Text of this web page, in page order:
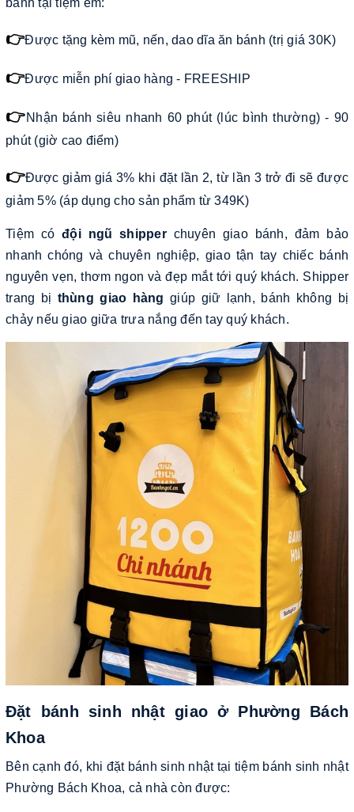
bánh tại tiệm em:
👉Được tặng kèm mũ, nến, dao dĩa ăn bánh (trị giá 30K)
👉Được miễn phí giao hàng - FREESHIP
👉Nhận bánh siêu nhanh 60 phút (lúc bình thường) - 90
phút (giờ cao điểm)
👉Được giảm giá 3% khi đặt lần 2, từ lần 3 trở đi sẽ được
giảm 5% (áp dụng cho sản phẩm từ 349K)
Tiệm cóđội ngũ shipperchuyên giao bánh, đảm bảo
nhanh chóng và chuyên nghiệp, giao tận tay chiếc bánh
nguyên vẹn, thơm ngon và đẹp mắt tới quý khách. Shipper
trang bị thùng giao hàng giúp giữ lạnh, bánh không bị
chảy nếu giao giữa trưa nắng đến tay quý khách.
Đặt bánh sinh nhật giao ở Phường Bách
Khoa
Bên cạnh đó, khi đặt bánh sinh nhật tại tiệm bánh sinh nhật
Phường Bách Khoa, cả nhà còn được: